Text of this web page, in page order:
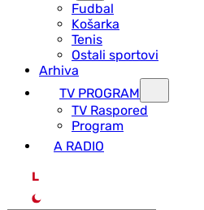
Fudbal
Košarka
Tenis
Ostali sportovi
Arhiva
TV PROGRAM
ТV Raspored
Program
A RADIO
L